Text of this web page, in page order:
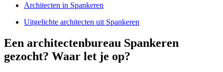
Architecten in Spankeren
Uitgelichte architecten uit Spankeren
Een architectenbureau Spankeren
gezocht? Waar let je op?